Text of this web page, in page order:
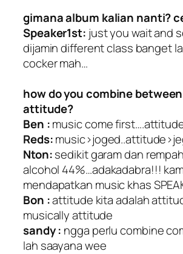
gimana album kalian nanti?
Speaker1st: just you wait and
dijamin different class banget
cocker mah…
how do you combine
attitude?
Ben :music come
Reds:
Nton:sedikit garam dan
alcohol 44%…adakadabra!!!
mendapatkan music khas
Bon :attitude kita adalah
musically attitude
sandy : ngga perlu combine
lah saayana wee